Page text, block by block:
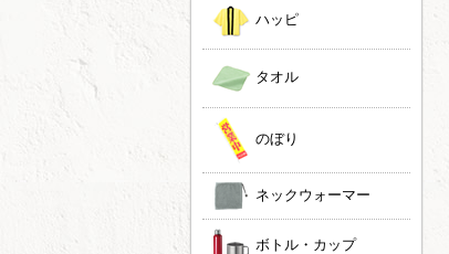
ハッピ
タオル
のぼり
ネックウォーマー
ボトル・カップ